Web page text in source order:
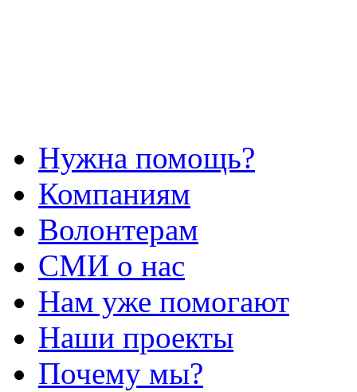
Нужна помощь?
Компаниям
Волонтерам
СМИ о нас
Нам уже помогают
Наши проекты
Почему мы?